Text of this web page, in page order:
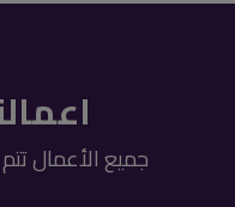
جميع الأعمال